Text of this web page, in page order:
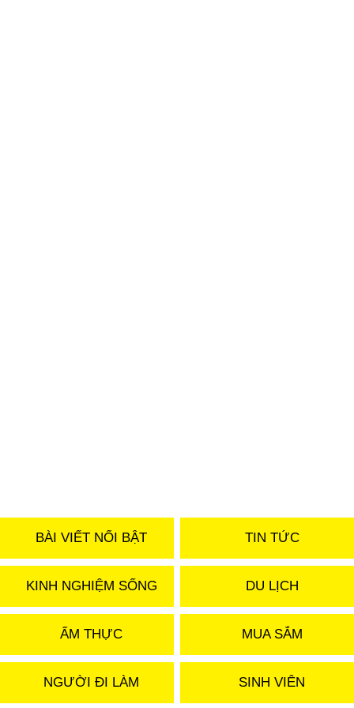
BÀI VIẾT NỔI BẬT TIN TỨC
KINH NGHIỆM SỐNG DU LỊCH
ẨM THỰC MUA SẮM
NGƯỜI ĐI LÀM SINH VIÊN